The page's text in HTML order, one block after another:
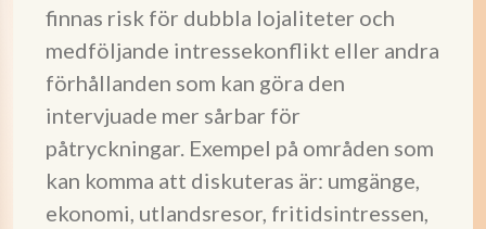
finnas risk för dubbla lojaliteter och
medföljande intressekonflikt eller andra
förhållanden som kan göra den
intervjuade mer sårbar för
påtryckningar. Exempel på områden som
kan komma att diskuteras är: umgänge,
ekonomi, utlandsresor, fritidsintressen,